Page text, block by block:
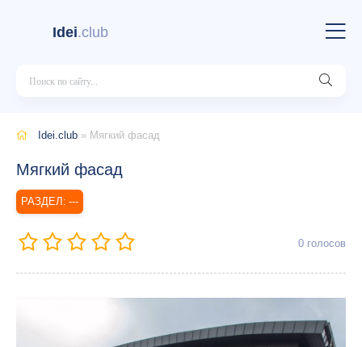
Idei.club
Idei.club » Мягкий фасад
Мягкий фасад
---
0 голосов